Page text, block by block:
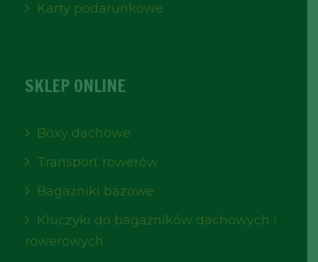
Karty podarunkowe
SKLEP ONLINE
Boxy dachowe
Transport rowerów
Bagażniki bazowe
Kluczyki do bagażników dachowych i
rowerowych